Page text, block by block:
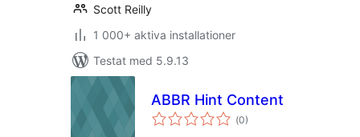
Scott Reilly
1 000+ aktiva installationer
Testat med 5.9.13
ABBR Hint Content
(Totalt
antal
0)